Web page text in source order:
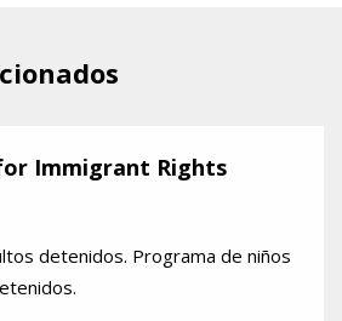
Immigrant Rights
detenidos. Programa de niños